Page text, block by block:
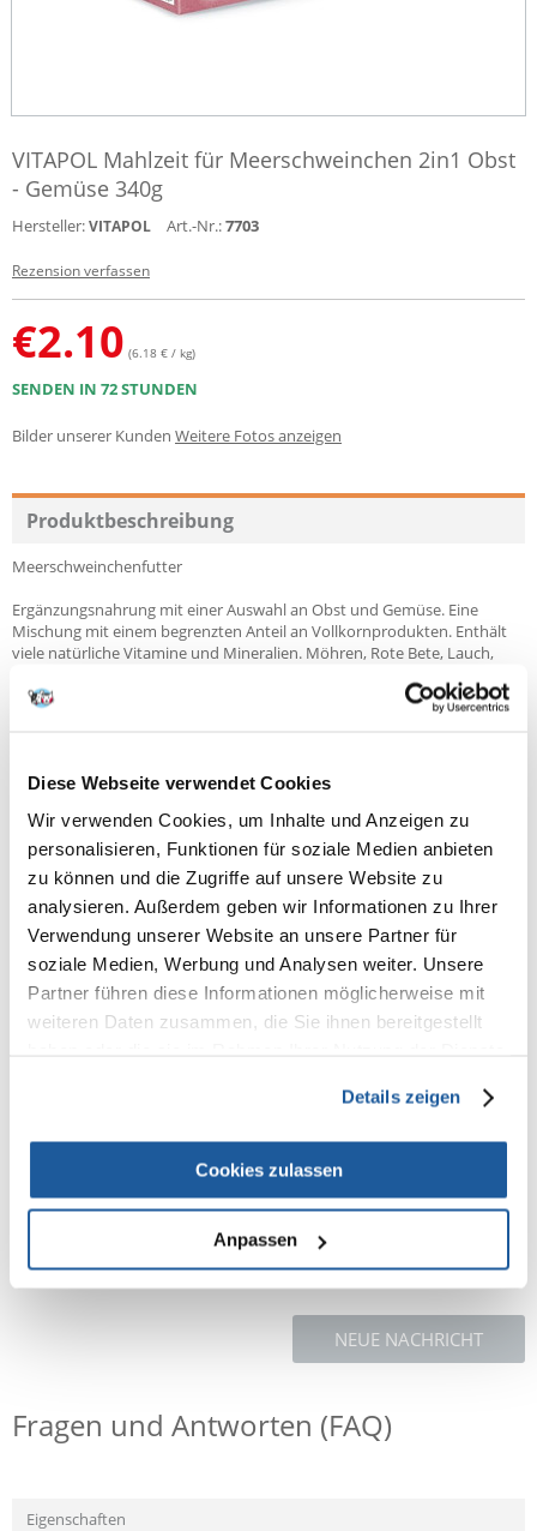
Diese Webseite verwendet Cookies
Wir verwenden Cookies, um Inhalte und Anzeigen zu
personalisieren, Funktionen für soziale Medien anbieten
zu können und die Zugriffe auf unsere Website zu
analysieren. Außerdem geben wir Informationen zu Ihrer
Verwendung unserer Website an unsere Partner für
soziale Medien, Werbung und Analysen weiter. Unsere
Partner führen diese Informationen möglicherweise mit
weiteren Daten zusammen, die Sie ihnen bereitgestellt
Details zeigen
Cookies zulassen
Anpassen
VITAPOL Mahlzeit für Meerschweinchen 2in1 Obst
- Gemüse 340g
Hersteller:VITAPOL Art.-Nr.:7703
Rezension verfassen
€2.10 (6.18 € / kg)
SENDEN IN 72 STUNDEN
Bilder unserer Kunden Weitere Fotos anzeigen
Produktbeschreibung
Meerschweinchenfutter
Ergänzungsnahrung mit einer Auswahl an Obst und Gemüse. Eine
Mischung mit einem begrenzten Anteil an Vollkornprodukten. Enthält
viele natürliche Vitamine und Mineralien. Möhren, Rote Bete, Lauch,
wertvollem pflanzlichem Eiweiß. Es hat eine immunstärkende Wirkung,
senkt das schlechte Cholesterin und stabilisiert den Blutzuckerspiegel.
eine immunstärkende Wirkung, senkt das schlechte Cholesterin und
Inhalt der analytischen Bestandteile:
- Rohprotein 15% (bestimmt nach der Kjeldahl-Methode)
- Rohfaser 9,6%
- rohe Öle und Fette 4,2%
- Rohasche 4,1%
Enthält natürliche Vitamine.
- granuliertes Ergänzungsfuttermittel 14,00 %.
- Bäckereierzeugnisse 4,00 %.
- Ölsaaten 2,00 %.
NEUE NACHRICHT
Fragen und Antworten (FAQ)
Eigenschaften